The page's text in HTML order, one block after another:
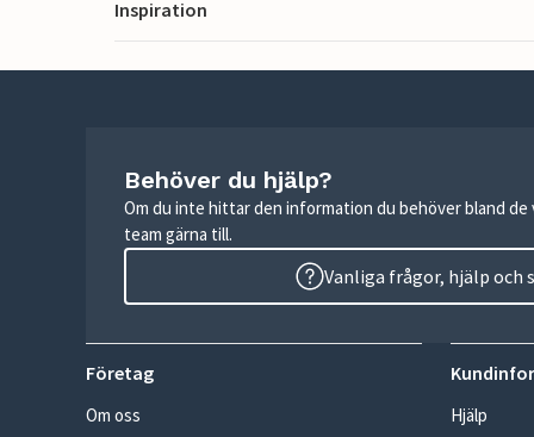
Inspiration
Behöver du hjälp?
Om du inte hittar den information du behöver bland de
team gärna till.
Vanliga frågor, hjälp och
Företag
Om oss Hjälp